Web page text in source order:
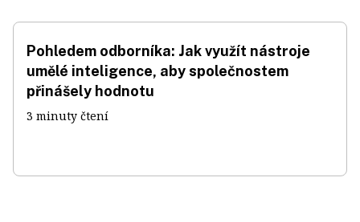
Pohledem odborníka: Jak využít nástroje
umělé inteligence, aby společnostem
přinášely hodnotu
3 minuty čtení